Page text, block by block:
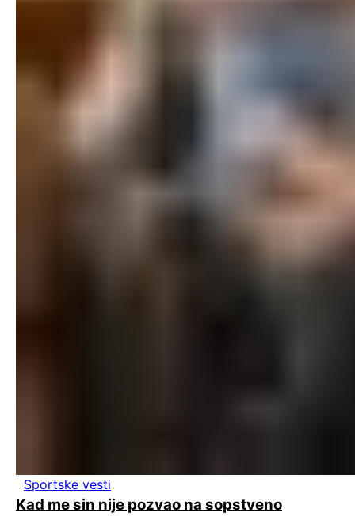
Sportske vesti
Kad me sin nije pozvao na sopstveno